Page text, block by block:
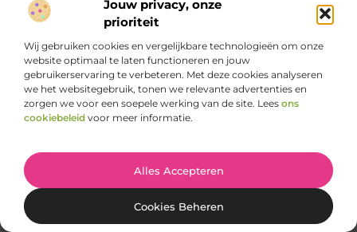
Jouw privacy, onze
prioriteit
Wij gebruiken cookies en vergelijkbare technologieën om onze
website optimaal te laten functioneren en jouw
gebruikerservaring te verbeteren. Met deze cookies analyseren
we het websitegebruik, tonen we relevante advertenties en
zorgen we voor een soepele werking van de site. Lees ons
cookiebeleid voor meer informatie.
Alles Accepteren
Cookies Beheren
Aanbiedingen
van een kindervloerkleed
Het inrichten van een kinderkamer is een spannende
onderneming voor veel ouders. Het kiezen van het juiste
kindervloerkleed speelt hierbij